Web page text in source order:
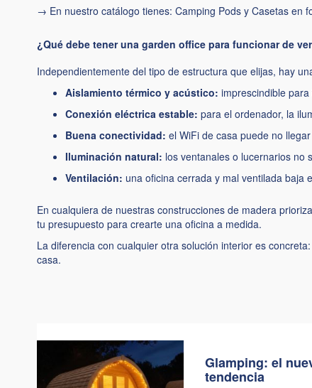
→ En nuestro catálogo tienes: Camping Pods y Casetas en
¿Qué debe tener una garden office para funcionar de
Independientemente del tipo de estructura que elijas, hay
Aislamiento térmico y acústico: imprescindible
Conexión eléctrica estable: para el ordenador, la
Buena conectividad: el WiFi de casa puede no
Iluminación natural: los ventanales o lucernarios no
Ventilación: una oficina cerrada y mal ventilada baja
En cualquiera de nuestras construcciones de madera
tu presupuesto para crearte una oficina a medida.
La diferencia con cualquier otra solución interior es
casa.
Glamping: el
tendencia